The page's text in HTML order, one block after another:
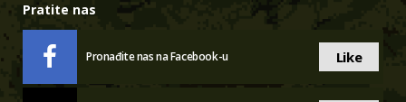
Pratite nas
Pronađite nas na Facebook-u Like